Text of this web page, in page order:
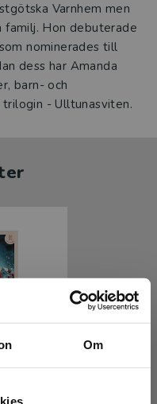
Om
Varnhem men
familj. Hon debuterade
nominerades till
dess har Amanda
barn- och
- Ulltunasviten.